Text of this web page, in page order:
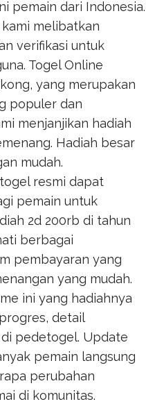
pemain dari Indonesia.
melibatkan
verifikasi untuk
Togel Online
yang merupakan
populer dan
menjanjikan hadiah
Hadiah besar
mudah.
resmi dapat
pemain untuk
2d 200rb di tahun
berbagai
pembayaran yang
yang mudah.
ini yang hadiahnya
detail
pedetogel. Update
pemain langsung
perubahan
di komunitas.